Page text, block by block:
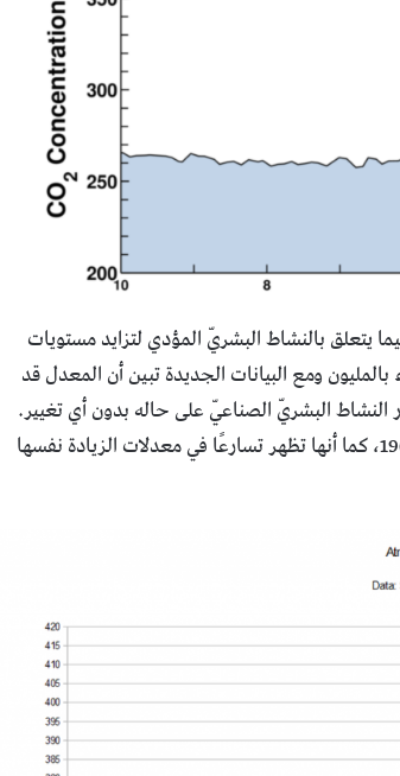
يتعلق بالنشاط البشريّ المؤدي لتزايد مستويات
الكربون، فقد كان يبلغ معدل التزايد السنويّ 2.5 جزيء بالمليون ومع البيانات الجديدة تبين أن المعدل قد
النشاط البشريّ الصناعيّ على حاله بدون أي تغيير.
الصورة التالية تظهر تزايد تركيز ثاني أكسيد الكربون في الجو بدءًا من 1965، كما أنها تظهر تسارعًا في معدلات الزيادة نفسها